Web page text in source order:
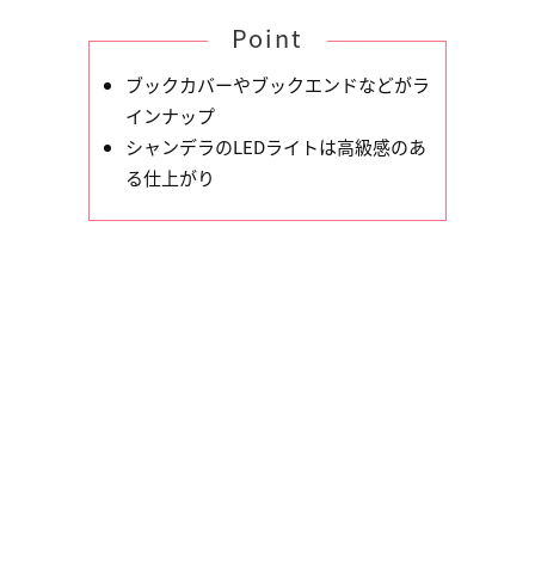
Point
ブックカバーやブックエンドなどがラ
インナップ
シャンデラのLEDライトは高級感のあ
る仕上がり